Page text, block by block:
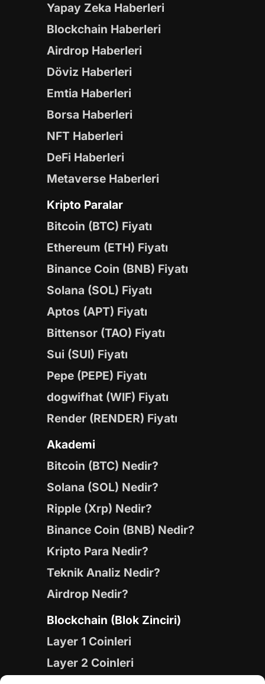
Yapay Zeka Haberleri
Blockchain Haberleri
Airdrop Haberleri
Döviz Haberleri
Emtia Haberleri
Borsa Haberleri
NFT Haberleri
DeFi Haberleri
Metaverse Haberleri
Kripto Paralar
Bitcoin (BTC) Fiyatı
Ethereum (ETH) Fiyatı
Binance Coin (BNB) Fiyatı
Solana (SOL) Fiyatı
Aptos (APT) Fiyatı
Bittensor (TAO) Fiyatı
Sui (SUI) Fiyatı
Pepe (PEPE) Fiyatı
dogwifhat (WIF) Fiyatı
Render (RENDER) Fiyatı
Akademi
Bitcoin (BTC) Nedir?
Solana (SOL) Nedir?
Ripple (Xrp) Nedir?
Binance Coin (BNB) Nedir?
Kripto Para Nedir?
Teknik Analiz Nedir?
Airdrop Nedir?
Blockchain (Blok Zinciri)
Layer 1 Coinleri
Layer 2 Coinleri